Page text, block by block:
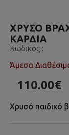
ΧΡΥΣΟ
ΚΑΡΔΙΑ
Κωδικός :
Άμεσα
110.00€
Χρυσό παιδικό